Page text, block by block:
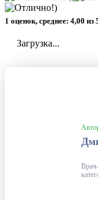
1 оценок, среднее: 4,00 из
Загрузка...